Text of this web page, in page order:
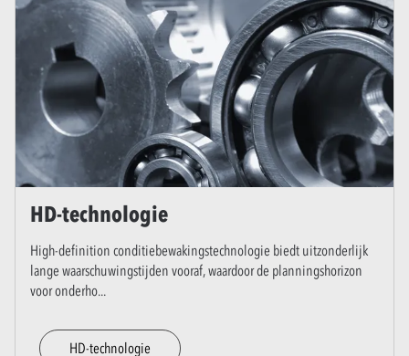
HD-technologie
High-definition conditiebewakingstechnologie biedt uitzonderlijk
lange waarschuwingstijden vooraf, waardoor de planningshorizon
voor onderho...
HD-technologie